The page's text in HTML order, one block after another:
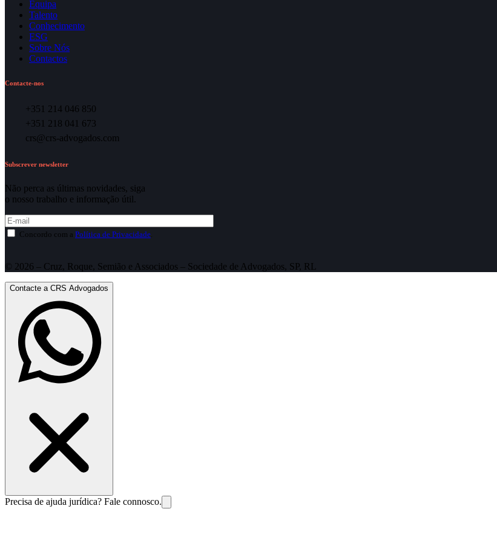
Equipa
Talento
Conhecimento
ESG
Sobre Nós
Contactos
Contacte-nos
+351 214 046 850
+351 218 041 673
crs@crs-advogados.com
Subscrever newsletter
Não perca as últimas novidades, siga
o nosso trabalho e informação útil.
Concordo com a Política de Privacidade
© 2026 – Cruz, Roque, Semião e Associados – Sociedade de Advogados, SP, RL
Contacte a CRS Advogados
Precisa de ajuda jurídica? Fale connosco.